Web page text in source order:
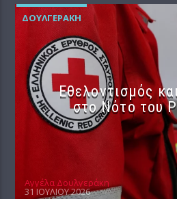
ΔΟΥΛΓΕΡΆΚΗ
Εθελοντισμός
στο Νότο του
Αγγέλα Δουλγεράκη
31 ΙΟΥΛΊΟΥ 2026